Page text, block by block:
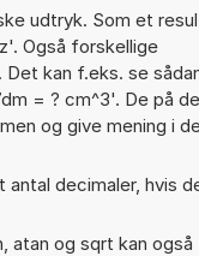
udtryk. Som et
Også forskellige
kan f.eks. se
= ? cm^3'. De på
og give mening i
decimaler, hvis
atan og sqrt kan også